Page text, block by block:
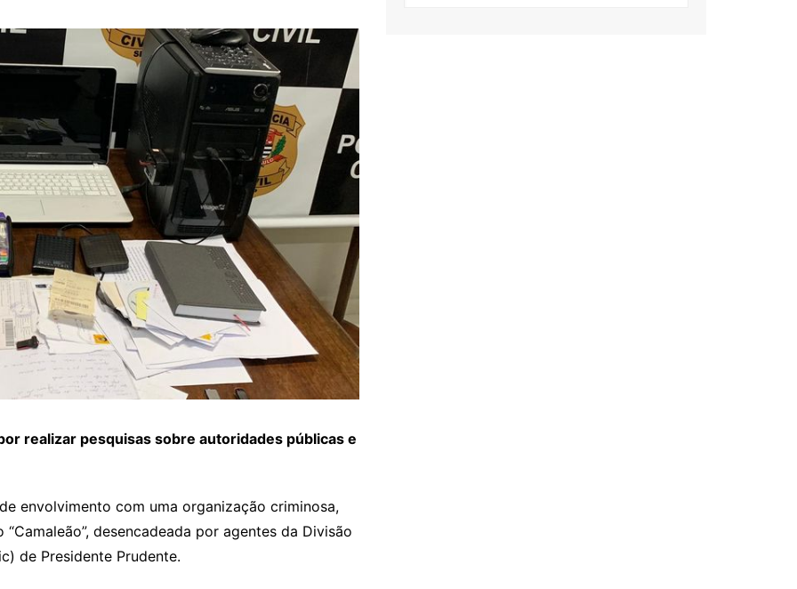
realizar pesquisas sobre autoridades públicas e
envolvimento com uma organização criminosa,
desencadeada por agentes da Divisão
de Presidente Prudente.